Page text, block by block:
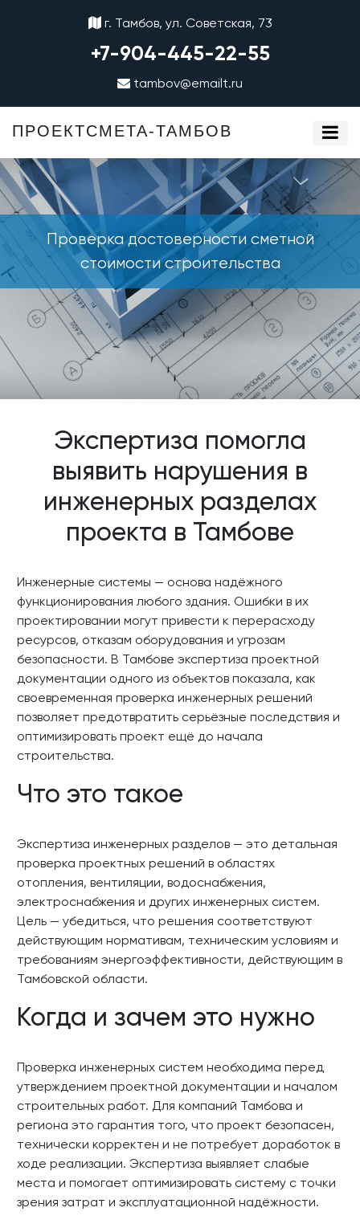
г. Тамбов, ул. Советская, 73
+7-904-445-22-55
tambov@emailt.ru
ПРОЕКТСМЕТА-ТАМБОВ
Проверка достоверности сметной
стоимости строительства
Экспертиза помогла
выявить нарушения в
инженерных разделах
проекта в Тамбове
Инженерные системы — основа надёжного
функционирования любого здания. Ошибки в их
проектировании могут привести к перерасходу
ресурсов, отказам оборудования и угрозам
безопасности. В Тамбове экспертиза проектной
документации одного из объектов показала, как
своевременная проверка инженерных решений
позволяет предотвратить серьёзные последствия и
оптимизировать проект ещё до начала
строительства.
Что это такое
Экспертиза инженерных разделов — это детальная
проверка проектных решений в областях
отопления, вентиляции, водоснабжения,
электроснабжения и других инженерных систем.
Цель — убедиться, что решения соответствуют
действующим нормативам, техническим условиям и
требованиям энергоэффективности, действующим в
Тамбовской области.
Когда и зачем это нужно
Проверка инженерных систем необходима перед
утверждением проектной документации и началом
строительных работ. Для компаний Тамбова и
региона это гарантия того, что проект безопасен,
технически корректен и не потребует доработок в
ходе реализации. Экспертиза выявляет слабые
места и помогает оптимизировать систему с точки
зрения затрат и эксплуатационной надёжности.